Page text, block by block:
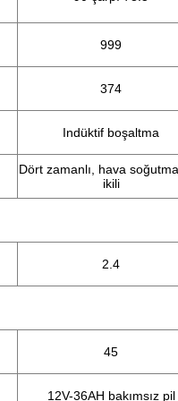
999
374
Indüktif boşaltma
Dört zamanlı, hava
ikili
2.4
45
12V-36AH bakımsız pil